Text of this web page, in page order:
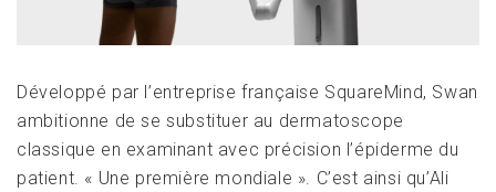
Développé par l’entreprise française SquareMind, Swan
ambitionne de se substituer au dermatoscope
classique en examinant avec précision l’épiderme du
patient. « Une première mondiale ». C’est ainsi qu’Ali